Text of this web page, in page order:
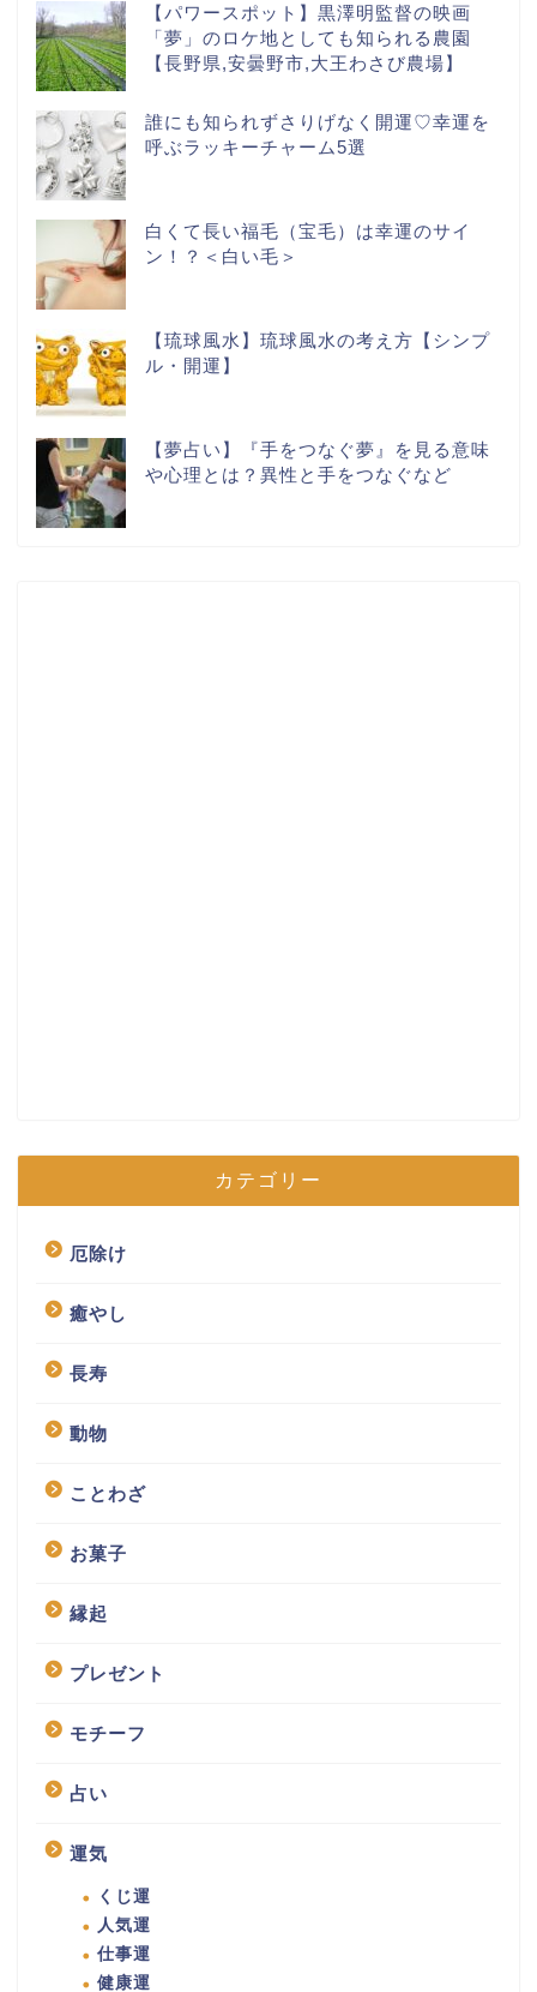
【パワースポット】黒澤明監督の映画
「夢」のロケ地としても知られる農園
【長野県,安曇野市,大王わさび農場】
誰にも知られずさりげなく開運♡幸運を
呼ぶラッキーチャーム5選
白くて長い福毛（宝毛）は幸運のサイ
ン！？＜白い毛＞
【琉球風水】琉球風水の考え方【シンプ
ル・開運】
【夢占い】『手をつなぐ夢』を見る意味
や心理とは？異性と手をつなぐなど
カテゴリー
厄除け
癒やし
長寿
動物
ことわざ
お菓子
縁起
プレゼント
モチーフ
占い
運気
くじ運
人気運
仕事運
健康運